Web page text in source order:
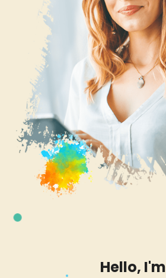
Hello, I'm